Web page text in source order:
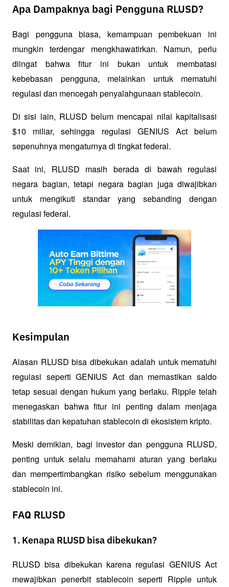
Apa Dampaknya bagi Pengguna RLUSD?
Bagi pengguna biasa, kemampuan pembekuan ini
mungkin terdengar mengkhawatirkan. Namun, perlu
diingat bahwa fitur ini bukan untuk membatasi
kebebasan pengguna, melainkan untuk mematuhi
regulasi dan mencegah penyalahgunaan stablecoin.
Di sisi lain, RLUSD belum mencapai nilai kapitalisasi
$10 miliar, sehingga regulasi GENIUS Act belum
sepenuhnya mengaturnya di tingkat federal.
Saat ini, RLUSD masih berada di bawah regulasi
negara bagian, tetapi negara bagian juga diwajibkan
untuk mengikuti standar yang sebanding dengan
regulasi federal.
Kesimpulan
Alasan RLUSD bisa dibekukan adalah untuk mematuhi
regulasi seperti GENIUS Act dan memastikan saldo
tetap sesuai dengan hukum yang berlaku. Ripple telah
menegaskan bahwa fitur ini penting dalam menjaga
stabilitas dan kepatuhan stablecoin di ekosistem kripto.
Meski demikian, bagi investor dan pengguna RLUSD,
penting untuk selalu memahami aturan yang berlaku
dan mempertimbangkan risiko sebelum menggunakan
stablecoin ini.
FAQ RLUSD
1. Kenapa RLUSD bisa dibekukan?
RLUSD bisa dibekukan karena regulasi GENIUS Act
mewajibkan penerbit stablecoin seperti Ripple untuk